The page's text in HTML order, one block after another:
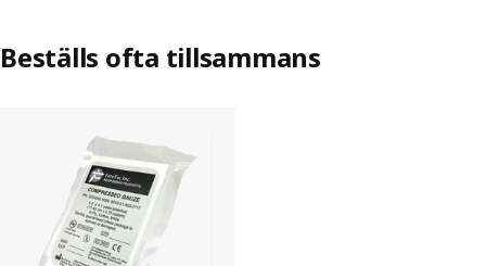
Beställs ofta tillsammans